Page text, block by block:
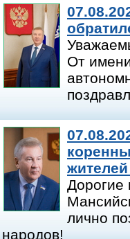
От
Дорогие
лично
народов!